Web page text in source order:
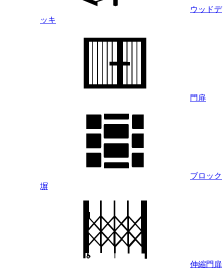
ウッドデ
ッキ
門扉
ブロック
塀
伸縮門扉